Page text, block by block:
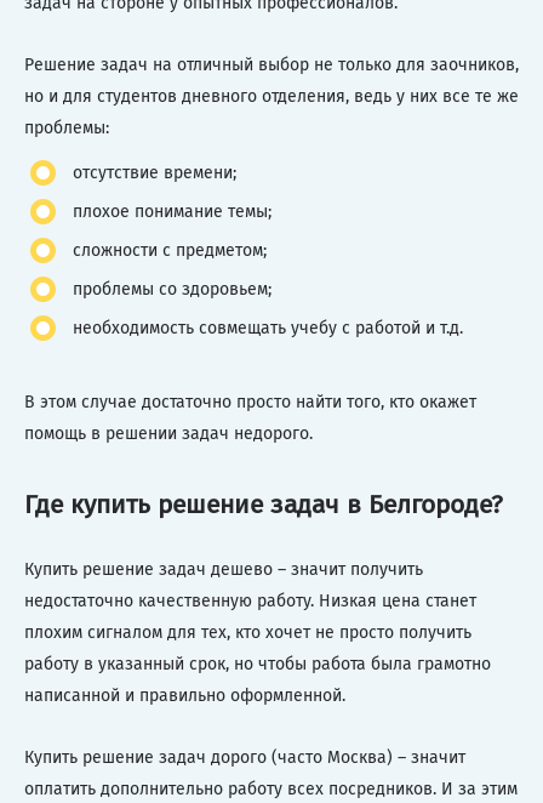
Решение задач на отличный выбор не только для заочников,
но и для студентов дневного отделения, ведь у них все те же
проблемы:
отсутствие времени;
плохое понимание темы;
сложности с предметом;
проблемы со здоровьем;
необходимость совмещать учебу с работой и т.д.
В этом случае достаточно просто найти того, кто окажет
помощь в решении задач недорого.
Где купить решение задач в Белгороде?
Купить решение задач дешево – значит получить
недостаточно качественную работу. Низкая цена станет
плохим сигналом для тех, кто хочет не просто получить
работу в указанный срок, но чтобы работа была грамотно
написанной и правильно оформленной.
Купить решение задач дорого (часто Москва) – значит
оплатить дополнительно работу всех посредников. И за этим